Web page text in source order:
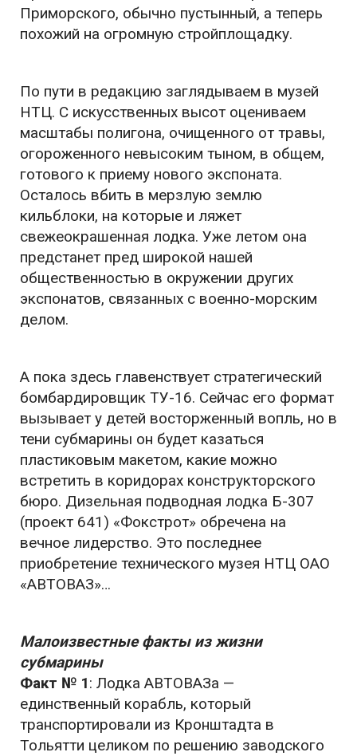
Приморского, обычно пустынный, а теперь
похожий на огромную стройплощадку.
По пути в редакцию заглядываем в музей
НТЦ. С искусственных высот оцениваем
масштабы полигона, очищенного от травы,
огороженного невысоким тыном, в общем,
готового к приему нового экспоната.
Осталось вбить в мерзлую землю
кильблоки, на которые и ляжет
свежеокрашенная лодка. Уже летом она
предстанет пред широкой нашей
общественностью в окружении других
экспонатов, связанных с военно-морским
делом.
А пока здесь главенствует стратегический
бомбардировщик ТУ-16. Сейчас его формат
вызывает у детей восторженный вопль, но в
тени субмарины он будет казаться
пластиковым макетом, какие можно
встретить в коридорах конструкторского
бюро. Дизельная подводная лодка Б-307
(проект 641) «Фокстрот» обречена на
вечное лидерство. Это последнее
приобретение технического музея НТЦ ОАО
«АВТОВАЗ»…
Малоизвестные факты из жизни
субмарины
Факт № 1: Лодка АВТОВАЗа —
единственный корабль, который
транспортировали из Кронштадта в
Тольятти целиком по решению заводского